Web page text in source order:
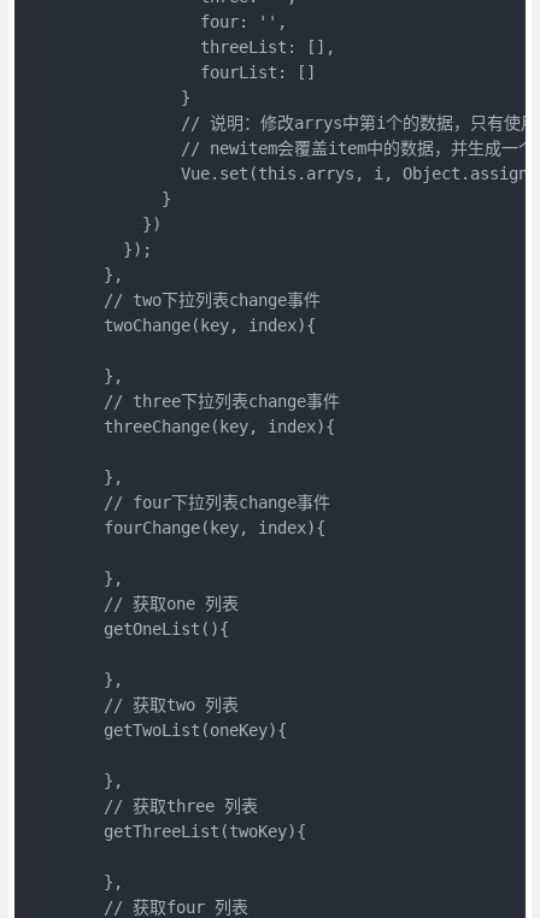
                  four: '',
                  threeList: [],
                  fourList: []
                }
// 说明：修改arrys中第i个的数据，只有使
// newitem会覆盖item中的数据，并生成一个
Vue.set(this.arrys, i,
              }
            })
          });
        },
        // two下拉列表change事件
        twoChange(key, index){
        },
        // three下拉列表change事件
        threeChange(key, index){
        },
        // four下拉列表change事件
        fourChange(key, index){
        },
        // 获取one 列表
        getOneList(){
        },
        // 获取two 列表
        getTwoList(oneKey){
        },
        // 获取three 列表
        getThreeList(twoKey){
        },
        // 获取four 列表